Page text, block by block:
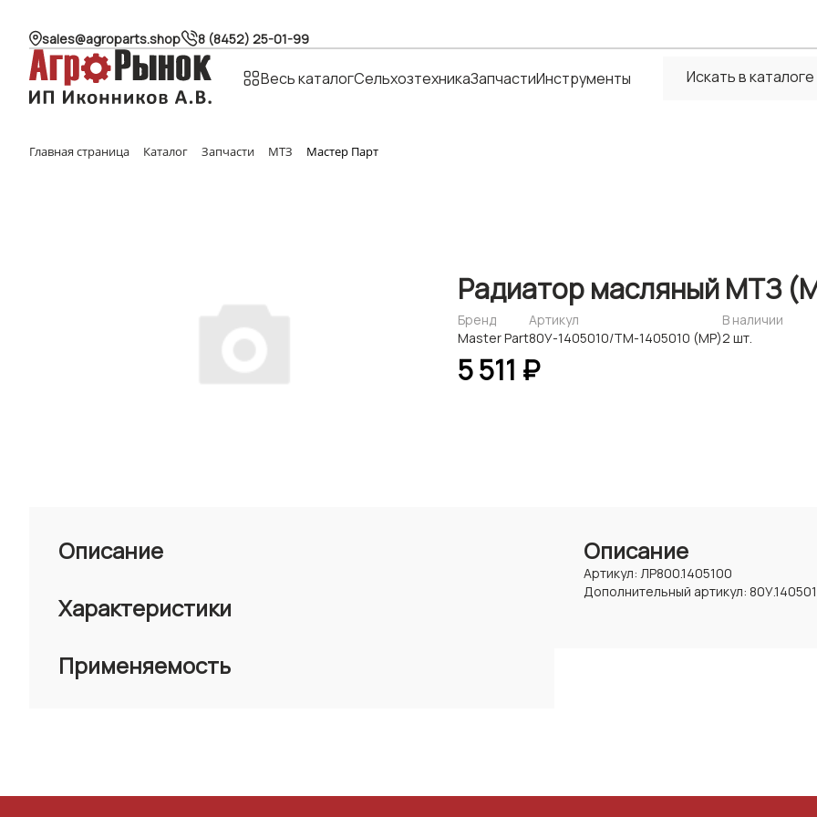
sales@agroparts.shop 8 (8452) 25-01-99
Весь каталогСельхозтехникаЗапчастиИнструменты
Главная страница Каталог Запчасти МТЗ Мастер Парт
Радиатор масляный МТЗ
Бренд
Master Part
Артикул
80У-1405010/ТМ-1405010 (МР)
В наличии
2 шт.
5 511 ₽
Описание
Характеристики
Применяемость
Описание
Артикул: ЛР800.1405100
Дополнительный артикул: